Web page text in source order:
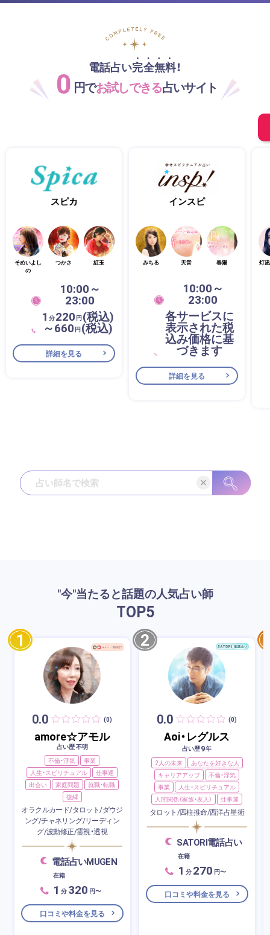
電話占い完全無料！
0 円でお試しできる占いサイト
スピカ
そめいよし
の
つかさ 紅玉
10:00～
23:00
1 分220 円(税込)
～660 円(税込)
詳細を見る
インスピ
みちる 天音 春陽
10:00～
23:00
各サービスに
表示された税
込み価格に基
づきます
詳細を見る
灯
"今"当たると話題の人気占い師
TOP5
1
0.0 (0)
amore☆アモル
占い歴 不明
不倫・浮気
事業
人生・スピリチュアル
仕事運
出会い
家庭問題
就職・転職
復縁
オラクルカード/タロット/ダウジ
ング/チャネリング/リーディン
グ/波動修正/霊視・透視
電話占いMUGEN
在籍
1 分 320 円〜
口コミや料金を見る
2
0.0 (0)
Aoi・レグルス
占い歴9年
2人の未来
あなたを好きな人
キャリアアップ
不倫・浮気
事業
人生・スピリチュアル
人間関係（家族・友人）
仕事運
タロット/四柱推命/西洋占星術
SATORI電話占い
在籍
1 分 270 円〜
口コミや料金を見る